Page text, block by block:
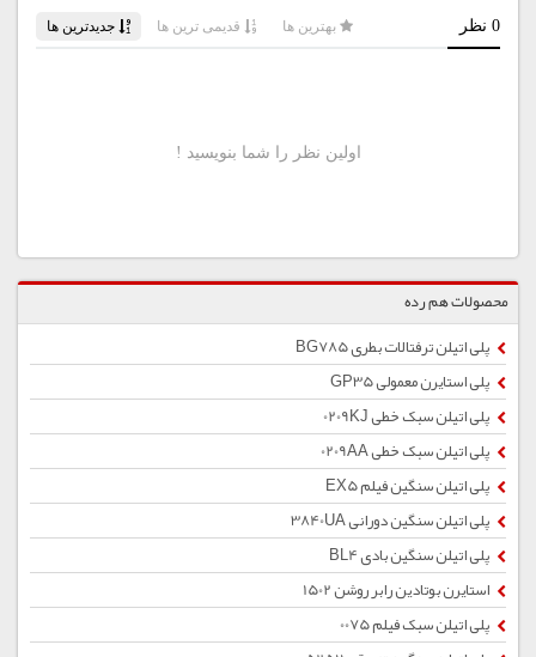
محصولات هم رده
پلی اتیلن ترفتالات بطری BG785
پلی استایرن معمولی GP35
پلی اتیلن سبک خطی 0209KJ
پلی اتیلن سبک خطی 0209AA
پلی اتیلن سنگین فیلم EX5
پلی اتیلن سنگین دورانی 3840UA
پلی اتیلن سنگین بادی BL4
استایرن بوتادین رابر روشن 1502
پلی اتیلن سبک فیلم 0075